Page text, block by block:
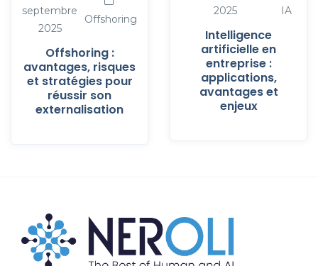
septembre
2025
Offshoring
Offshoring :
avantages, risques
et stratégies pour
réussir son
externalisation
2025
IA
Intelligence
artificielle en
entreprise :
applications,
avantages et
enjeux